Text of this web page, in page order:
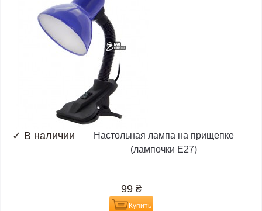
✓ В наличии
Настольная лампа на прищепке
(лампочки E27)
99 ₴
Купить